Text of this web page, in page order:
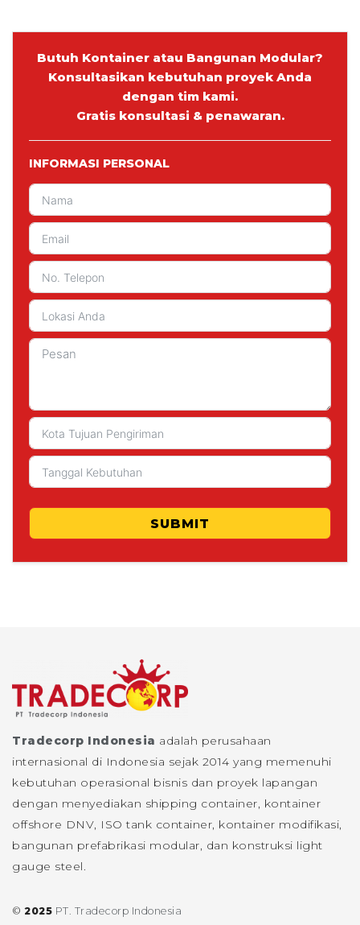
Butuh Kontainer atau Bangunan Modular?
Konsultasikan kebutuhan proyek Anda
dengan tim kami.
Gratis konsultasi & penawaran.
INFORMASI PERSONAL
SUBMIT
Tradecorp Indonesia adalah perusahaan
internasional di Indonesia sejak 2014 yang memenuhi
kebutuhan operasional bisnis dan proyek lapangan
dengan menyediakan shipping container, kontainer
offshore DNV, ISO tank container, kontainer modifikasi,
bangunan prefabrikasi modular, dan konstruksi light
gauge steel.
© 2025 PT. Tradecorp Indonesia